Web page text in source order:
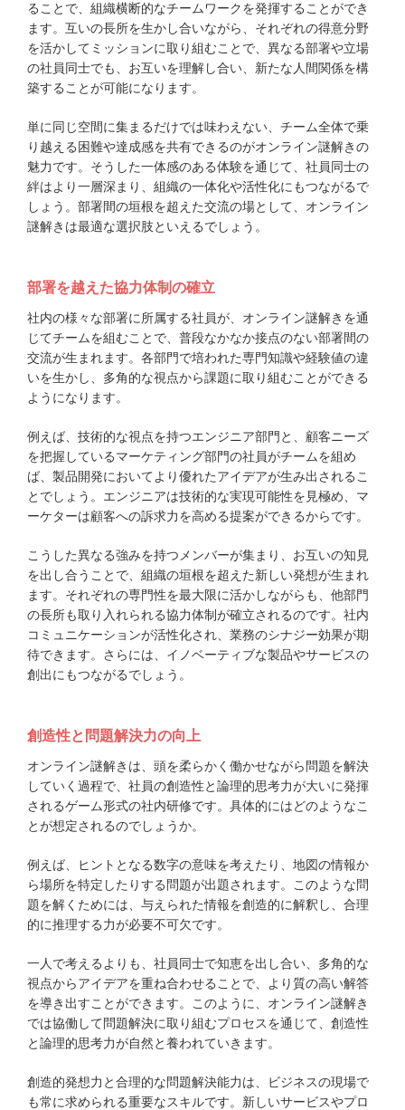
ることで、組織横断的なチームワークを発揮することができ
ます。互いの長所を生かし合いながら、それぞれの得意分野
を活かしてミッションに取り組むことで、異なる部署や立場
の社員同士でも、お互いを理解し合い、新たな人間関係を構
築することが可能になります。
単に同じ空間に集まるだけでは味わえない、チーム全体で乗
り越える困難や達成感を共有できるのがオンライン謎解きの
魅力です。そうした一体感のある体験を通じて、社員同士の
絆はより一層深まり、組織の一体化や活性化にもつながるで
しょう。部署間の垣根を超えた交流の場として、オンライン
謎解きは最適な選択肢といえるでしょう。
部署を越えた協力体制の確立
社内の様々な部署に所属する社員が、オンライン謎解きを通
じてチームを組むことで、普段なかなか接点のない部署間の
交流が生まれます。各部門で培われた専門知識や経験値の違
いを生かし、多角的な視点から課題に取り組むことができる
ようになります。
例えば、技術的な視点を持つエンジニア部門と、顧客ニーズ
を把握しているマーケティング部門の社員がチームを組め
ば、製品開発においてより優れたアイデアが生み出されるこ
とでしょう。エンジニアは技術的な実現可能性を見極め、マ
ーケターは顧客への訴求力を高める提案ができるからです。
こうした異なる強みを持つメンバーが集まり、お互いの知見
を出し合うことで、組織の垣根を超えた新しい発想が生まれ
ます。それぞれの専門性を最大限に活かしながらも、他部門
の長所も取り入れられる協力体制が確立されるのです。社内
コミュニケーションが活性化され、業務のシナジー効果が期
待できます。さらには、イノベーティブな製品やサービスの
創出にもつながるでしょう。
創造性と問題解決力の向上
オンライン謎解きは、頭を柔らかく働かせながら問題を解決
していく過程で、社員の創造性と論理的思考力が大いに発揮
されるゲーム形式の社内研修です。具体的にはどのようなこ
とが想定されるのでしょうか。
例えば、ヒントとなる数字の意味を考えたり、地図の情報か
ら場所を特定したりする問題が出題されます。このような問
題を解くためには、与えられた情報を創造的に解釈し、合理
的に推理する力が必要不可欠です。
一人で考えるよりも、社員同士で知恵を出し合い、多角的な
視点からアイデアを重ね合わせることで、より質の高い解答
を導き出すことができます。このように、オンライン謎解き
では協働して問題解決に取り組むプロセスを通じて、創造性
と論理的思考力が自然と養われていきます。
創造的発想力と合理的な問題解決能力は、ビジネスの現場で
も常に求められる重要なスキルです。新しいサービスやプロ